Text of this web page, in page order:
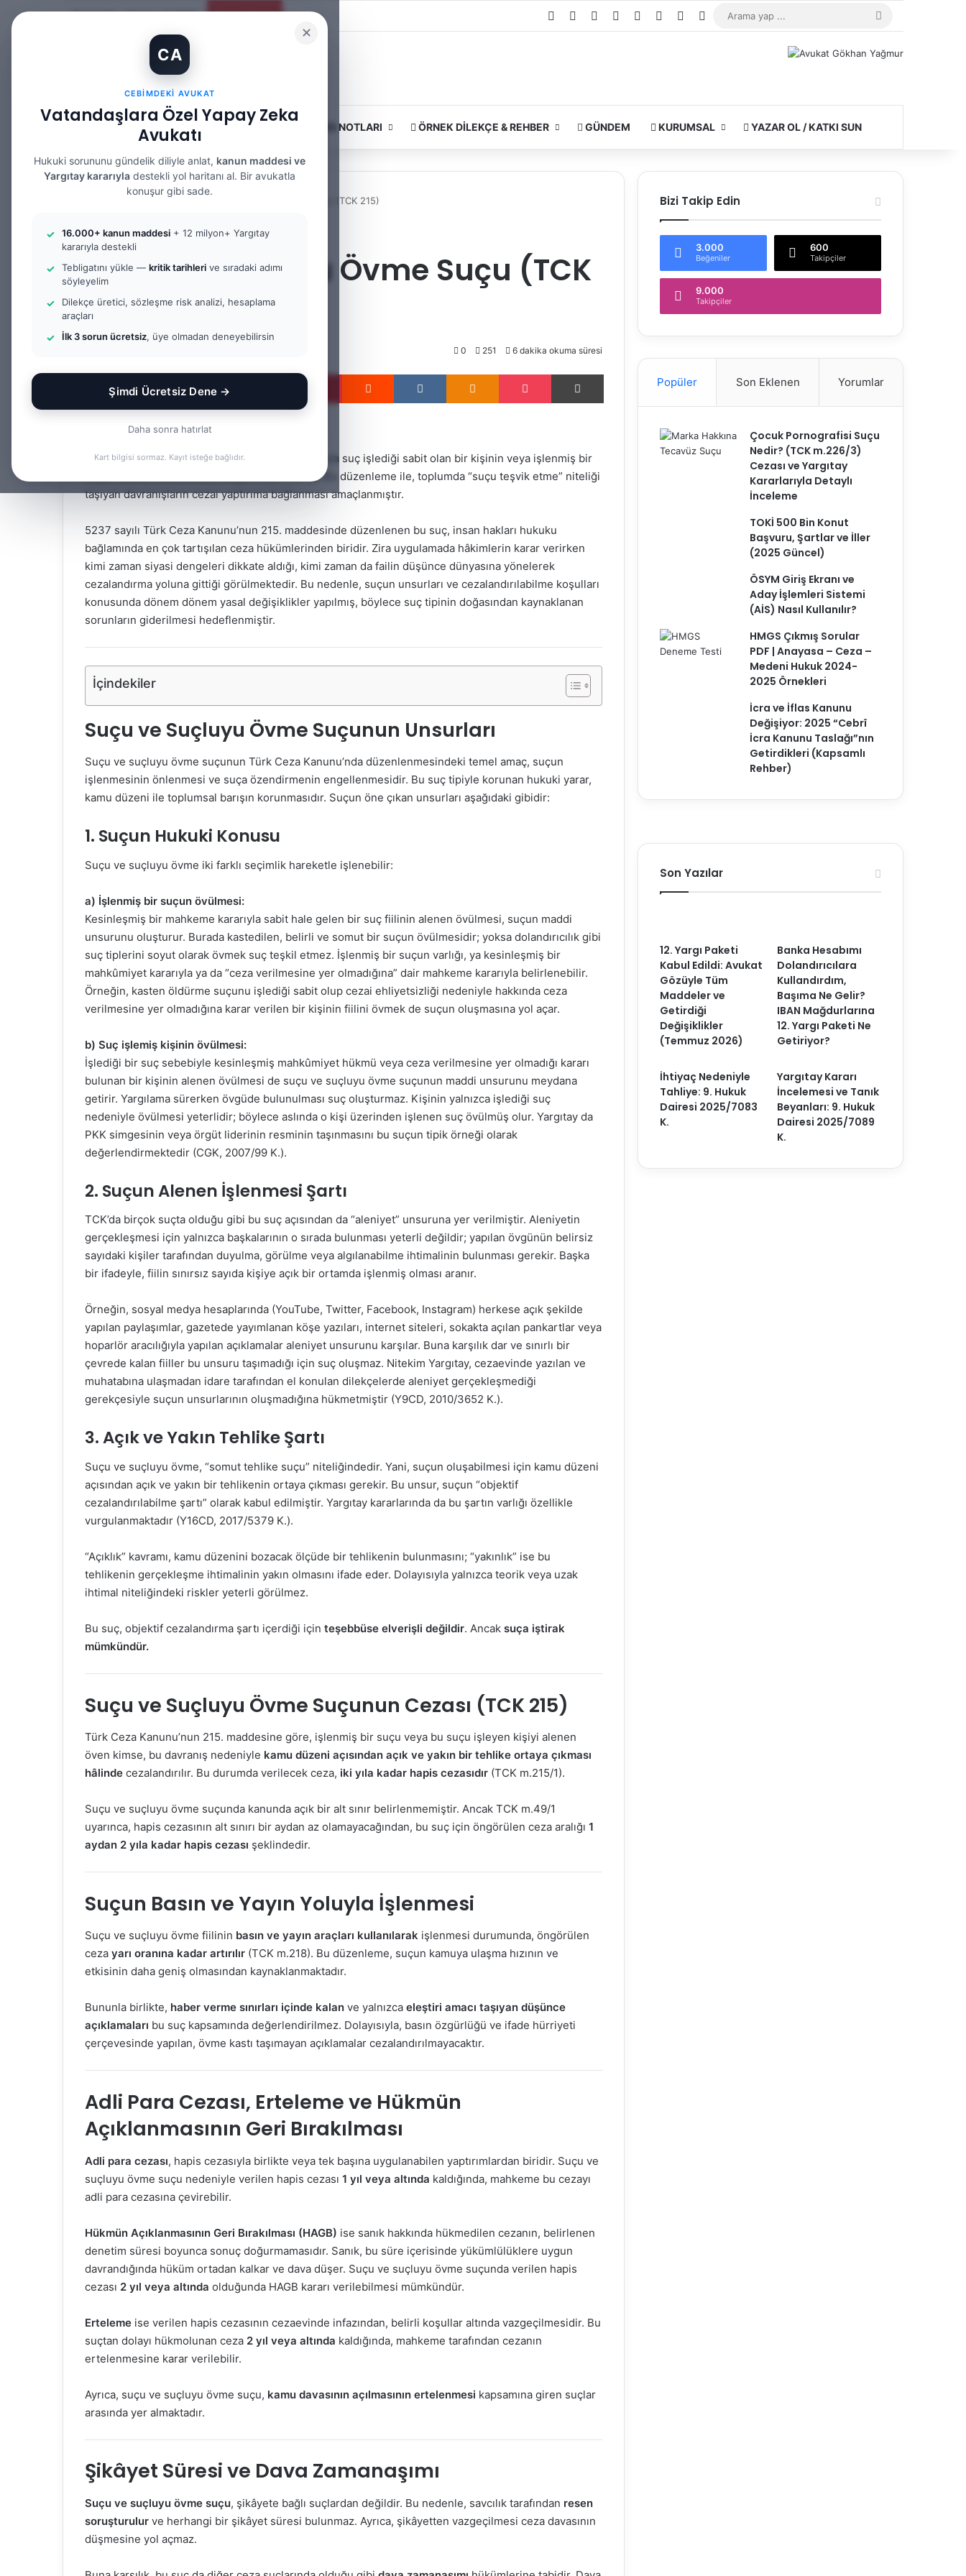
✕
CA
CEBIMDEKI AVUKAT
Vatandaşlara Özel Yapay Zeka
Avukatı
Hukuki sorununu gündelik diliyle anlat, kanun maddesi ve
Yargıtay kararıyla destekli yol haritanı al. Bir avukatla
konuşur gibi sade.
16.000+ kanun maddesi + 12 milyon+ Yargıtay
kararıyla destekli
Tebligatını yükle — kritik tarihleri ve sıradaki adımı
söyleyelim
Dilekçe üretici, sözleşme risk analizi, hesaplama
araçları
İlk 3 sorun ücretsiz, üye olmadan deneyebilirsin
Şimdi Ücretsiz Dene →
Daha sonra hatırlat
Kart bilgisi sormaz. Kayıt isteğe bağlıdır.
Perşembe, Ağustos 6 2026 Güncel Makale Facebook YouTubeInstagramWhatsApp
Kayıt OlRastgele Makale
Kenar Bölmesi
Arama
ANASAYFA BILGI BANKASI HUKUK DERS NOTLARI ÖRNEK DILEKÇE & REHBER GÜNDEM KURUMSAL YAZAR OL / KATKI SUN
Bilgi Bankası Suçu ve Suçluyu Övme Suçu (TCK 215)
Bilgi Bankası Ceza Hukuku
Suçu ve Suçluyu Övme Suçu (TCK
215)
posta
0 251 6 dakika okuma süresi
Facebook X LinkedIn Tumblr Pinterest Reddit VKontakte OdnoklassnikiPocket Yazdır
Suçu ve suçluyu övme, kesinleşmiş yargı kararıyla suç işlediği sabit olan bir kişinin veya işlenmiş bir
suçun alenen övülmesiyle oluşur (TCK m.215). Bu düzenleme ile, toplumda “suçu teşvik etme” niteliği
taşıyan davranışların cezai yaptırıma bağlanması amaçlanmıştır.
5237 sayılı Türk Ceza Kanunu’nun 215. maddesinde düzenlenen bu suç, insan hakları hukuku
bağlamında en çok tartışılan ceza hükümlerinden biridir. Zira uygulamada hâkimlerin karar verirken
kimi zaman siyasi dengeleri dikkate aldığı, kimi zaman da failin düşünce dünyasına yönelerek
cezalandırma yoluna gittiği görülmektedir. Bu nedenle, suçun unsurları ve cezalandırılabilme koşulları
konusunda dönem dönem yasal değişiklikler yapılmış, böylece suç tipinin doğasından kaynaklanan
sorunların giderilmesi hedeflenmiştir.
İçindekiler
Suçu ve Suçluyu Övme Suçunun Unsurları
Suçu ve suçluyu övme suçunun Türk Ceza Kanunu’nda düzenlenmesindeki temel amaç, suçun
işlenmesinin önlenmesi ve suça özendirmenin engellenmesidir. Bu suç tipiyle korunan hukuki yarar,
kamu düzeni ile toplumsal barışın korunmasıdır. Suçun öne çıkan unsurları aşağıdaki gibidir:
1. Suçun Hukuki Konusu
Suçu ve suçluyu övme iki farklı seçimlik hareketle işlenebilir:
a) İşlenmiş bir suçun övülmesi:
Kesinleşmiş bir mahkeme kararıyla sabit hale gelen bir suç fiilinin alenen övülmesi, suçun maddi
unsurunu oluşturur. Burada kastedilen, belirli ve somut bir suçun övülmesidir; yoksa dolandırıcılık gibi
suç tiplerini soyut olarak övmek suç teşkil etmez. İşlenmiş bir suçun varlığı, ya kesinleşmiş bir
mahkûmiyet kararıyla ya da “ceza verilmesine yer olmadığına” dair mahkeme kararıyla belirlenebilir.
Örneğin, kasten öldürme suçunu işlediği sabit olup cezai ehliyetsizliği nedeniyle hakkında ceza
verilmesine yer olmadığına karar verilen bir kişinin fiilini övmek de suçun oluşmasına yol açar.
b) Suç işlemiş kişinin övülmesi:
İşlediği bir suç sebebiyle kesinleşmiş mahkûmiyet hükmü veya ceza verilmesine yer olmadığı kararı
bulunan bir kişinin alenen övülmesi de suçu ve suçluyu övme suçunun maddi unsurunu meydana
getirir. Yargılama sürerken övgüde bulunulması suç oluşturmaz. Kişinin yalnızca işlediği suç
nedeniyle övülmesi yeterlidir; böylece aslında o kişi üzerinden işlenen suç övülmüş olur. Yargıtay da
PKK simgesinin veya örgüt liderinin resminin taşınmasını bu suçun tipik örneği olarak
değerlendirmektedir (CGK, 2007/99 K.).
2. Suçun Alenen İşlenmesi Şartı
TCK’da birçok suçta olduğu gibi bu suç açısından da “aleniyet” unsuruna yer verilmiştir. Aleniyetin
gerçekleşmesi için yalnızca başkalarının o sırada bulunması yeterli değildir; yapılan övgünün belirsiz
sayıdaki kişiler tarafından duyulma, görülme veya algılanabilme ihtimalinin bulunması gerekir. Başka
bir ifadeyle, fiilin sınırsız sayıda kişiye açık bir ortamda işlenmiş olması aranır.
Örneğin, sosyal medya hesaplarında (YouTube, Twitter, Facebook, Instagram) herkese açık şekilde
yapılan paylaşımlar, gazetede yayımlanan köşe yazıları, internet siteleri, sokakta açılan pankartlar veya
hoparlör aracılığıyla yapılan açıklamalar aleniyet unsurunu karşılar. Buna karşılık dar ve sınırlı bir
çevrede kalan fiiller bu unsuru taşımadığı için suç oluşmaz. Nitekim Yargıtay, cezaevinde yazılan ve
muhatabına ulaşmadan idare tarafından el konulan dilekçelerde aleniyet gerçekleşmediği
gerekçesiyle suçun unsurlarının oluşmadığına hükmetmiştir (Y9CD, 2010/3652 K.).
3. Açık ve Yakın Tehlike Şartı
Suçu ve suçluyu övme, “somut tehlike suçu” niteliğindedir. Yani, suçun oluşabilmesi için kamu düzeni
açısından açık ve yakın bir tehlikenin ortaya çıkması gerekir. Bu unsur, suçun “objektif
cezalandırılabilme şartı” olarak kabul edilmiştir. Yargıtay kararlarında da bu şartın varlığı özellikle
vurgulanmaktadır (Y16CD, 2017/5379 K.).
“Açıklık” kavramı, kamu düzenini bozacak ölçüde bir tehlikenin bulunmasını; “yakınlık” ise bu
tehlikenin gerçekleşme ihtimalinin yakın olmasını ifade eder. Dolayısıyla yalnızca teorik veya uzak
ihtimal niteliğindeki riskler yeterli görülmez.
Bu suç, objektif cezalandırma şartı içerdiği için teşebbüse elverişli değildir. Ancak suça iştirak
mümkündür.
Suçu ve Suçluyu Övme Suçunun Cezası (TCK 215)
Türk Ceza Kanunu’nun 215. maddesine göre, işlenmiş bir suçu veya bu suçu işleyen kişiyi alenen
öven kimse, bu davranış nedeniyle kamu düzeni açısından açık ve yakın bir tehlike ortaya çıkması
hâlinde cezalandırılır. Bu durumda verilecek ceza, iki yıla kadar hapis cezasıdır (TCK m.215/1).
Suçu ve suçluyu övme suçunda kanunda açık bir alt sınır belirlenmemiştir. Ancak TCK m.49/1
uyarınca, hapis cezasının alt sınırı bir aydan az olamayacağından, bu suç için öngörülen ceza aralığı 1
aydan 2 yıla kadar hapis cezası şeklindedir.
Suçun Basın ve Yayın Yoluyla İşlenmesi
Suçu ve suçluyu övme fiilinin basın ve yayın araçları kullanılarak işlenmesi durumunda, öngörülen
ceza yarı oranına kadar artırılır (TCK m.218). Bu düzenleme, suçun kamuya ulaşma hızının ve
etkisinin daha geniş olmasından kaynaklanmaktadır.
Bununla birlikte, haber verme sınırları içinde kalan ve yalnızca eleştiri amacı taşıyan düşünce
açıklamaları bu suç kapsamında değerlendirilmez. Dolayısıyla, basın özgürlüğü ve ifade hürriyeti
çerçevesinde yapılan, övme kastı taşımayan açıklamalar cezalandırılmayacaktır.
Adli Para Cezası, Erteleme ve Hükmün
Açıklanmasının Geri Bırakılması
Adli para cezası, hapis cezasıyla birlikte veya tek başına uygulanabilen yaptırımlardan biridir. Suçu ve
suçluyu övme suçu nedeniyle verilen hapis cezası 1 yıl veya altında kaldığında, mahkeme bu cezayı
adli para cezasına çevirebilir.
Hükmün Açıklanmasının Geri Bırakılması (HAGB) ise sanık hakkında hükmedilen cezanın, belirlenen
denetim süresi boyunca sonuç doğurmamasıdır. Sanık, bu süre içerisinde yükümlülüklere uygun
davrandığında hüküm ortadan kalkar ve dava düşer. Suçu ve suçluyu övme suçunda verilen hapis
cezası 2 yıl veya altında olduğunda HAGB kararı verilebilmesi mümkündür.
Erteleme ise verilen hapis cezasının cezaevinde infazından, belirli koşullar altında vazgeçilmesidir. Bu
suçtan dolayı hükmolunan ceza 2 yıl veya altında kaldığında, mahkeme tarafından cezanın
ertelenmesine karar verilebilir.
Ayrıca, suçu ve suçluyu övme suçu, kamu davasının açılmasının ertelenmesi kapsamına giren suçlar
arasında yer almaktadır.
Şikâyet Süresi ve Dava Zamanaşımı
Suçu ve suçluyu övme suçu, şikâyete bağlı suçlardan değildir. Bu nedenle, savcılık tarafından resen
soruşturulur ve herhangi bir şikâyet süresi bulunmaz. Ayrıca, şikâyetten vazgeçilmesi ceza davasının
düşmesine yol açmaz.
Bizi Takip Edin
3.000
Beğeniler
600
Takipçiler
9.000
Takipçiler
Popüler Son Eklenen Yorumlar
Çocuk Pornografisi Suçu
Nedir? (TCK m.226/3)
Cezası ve Yargıtay
Kararlarıyla Detaylı
İnceleme
TOKİ 500 Bin Konut
Başvuru, Şartlar ve İller
(2025 Güncel)
ÖSYM Giriş Ekranı ve
Aday İşlemleri Sistemi
(AİS) Nasıl Kullanılır?
HMGS Çıkmış Sorular
PDF | Anayasa – Ceza –
Medeni Hukuk 2024-
2025 Örnekleri
İcra ve İflas Kanunu
Değişiyor: 2025 “Cebrî
İcra Kanunu Taslağı”nın
Getirdikleri (Kapsamlı
Rehber)
Son Yazılar
12. Yargı Paketi
Kabul Edildi: Avukat
Gözüyle Tüm
Maddeler ve
Getirdiği
Değişiklikler
(Temmuz 2026)
Banka Hesabımı
Dolandırıcılara
Kullandırdım,
Başıma Ne Gelir?
IBAN Mağdurlarına
12. Yargı Paketi Ne
Getiriyor?
İhtiyaç Nedeniyle
Tahliye: 9. Hukuk
Dairesi 2025/7083
K.
Yargıtay Kararı
İncelemesi ve Tanık
Beyanları: 9. Hukuk
Dairesi 2025/7089
K.